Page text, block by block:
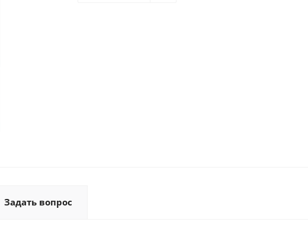
Задать вопрос